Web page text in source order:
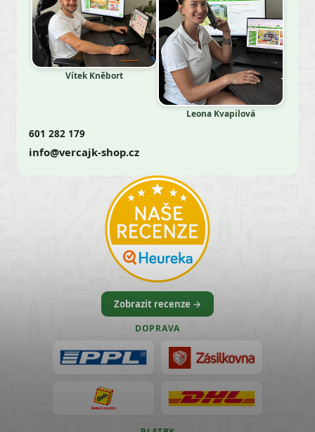
Vítek Kněbort
Leona Kvapilová
601 282 179
info@vercajk-shop.cz
Zobrazit recenze →
DOPRAVA